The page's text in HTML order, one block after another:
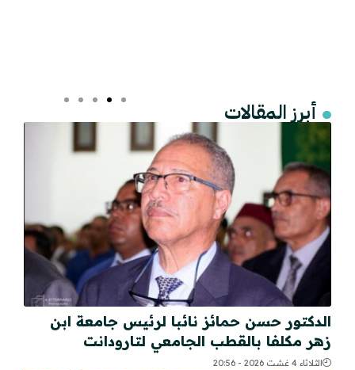
أبرز المقالات
الدكتور حسن حمائز نائبا لرئيس جامعة ابن
زهر مكلفا بالقطب الجامعي لتارودانت
الثلاثاء 4 غشت 2026 - 20:56